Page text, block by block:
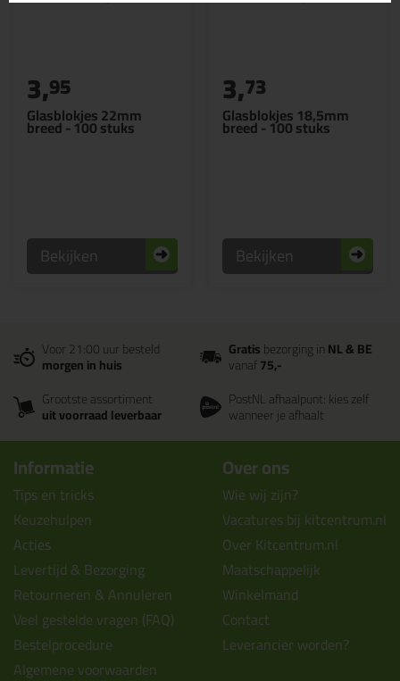
Glasblokjes 22mm
breed - 100 stuks
3,95
Bekijken
Glasblokjes 18,5mm
breed - 100 stuks
3,73
Bekijken
Voor 21:00 uur besteld
morgen in huis
Gratisbezorging inNL & BE
vanaf75,-
Grootste assortiment
uit voorraad leverbaar
PostNL afhaalpunt: kies zelf
wanneer je afhaalt
Informatie
Tips en tricks
Keuzehulpen
Acties
Levertijd & Bezorging
Retourneren & Annuleren
Veel gestelde vragen (FAQ)
Bestelprocedure
Algemene voorwaarden
Over ons
Wie wij zijn?
Vacatures bij kitcentrum.nl
Over Kitcentrum.nl
Maatschappelijk
Winkelmand
Contact
Leverancier worden?